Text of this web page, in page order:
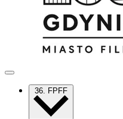
36. FPFF